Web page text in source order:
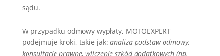
sądu.
W przypadku odmowy wypłaty, MOTOEXPERT
podejmuje kroki, takie jak: analiza podstaw odmowy,
konsultacje prawne, wliczenie szkód dodatkowych (np.